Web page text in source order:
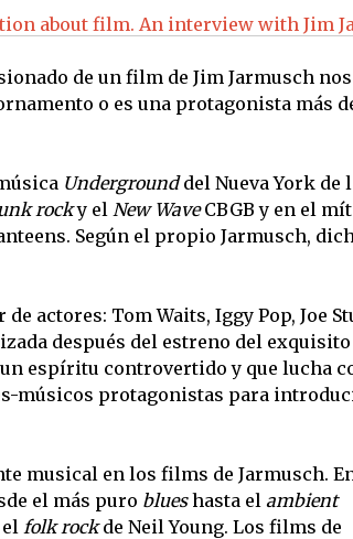
about film. An interview with Jim
de un film de Jim Jarmusch
o es una protagonista más
Undergrounddel Nueva York de
rocky el New WaveCBGB y en el
Según el propio Jarmusch,
actores: Tom Waits, Iggy Pop, Joe
después del estreno del exquisito
espíritu controvertido y que lucha
músicos protagonistas para
musical en los films de Jarmusch.
el más puro blueshasta el ambient
folk rockde Neil Young. Los films de